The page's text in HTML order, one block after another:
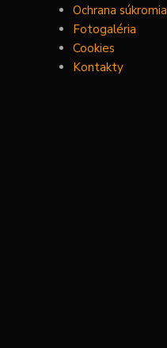
Ochrana súkromia
Fotogaléria
Cookies
Kontakty